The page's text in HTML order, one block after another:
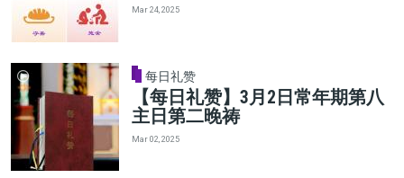
Mar 24, 2025
每日礼赞
【每日礼赞】3月2日常年期第八
主日第二晚祷
Mar 02, 2025